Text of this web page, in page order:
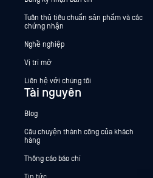
Tuân thủ tiêu chuẩn sản phẩm và các
chứng nhận
Nghề nghiệp
Vị trí mở
Liên hệ với chúng tôi
Tài nguyên
Blog
Câu chuyện thành công của khách
hàng
Thông cáo báo chí